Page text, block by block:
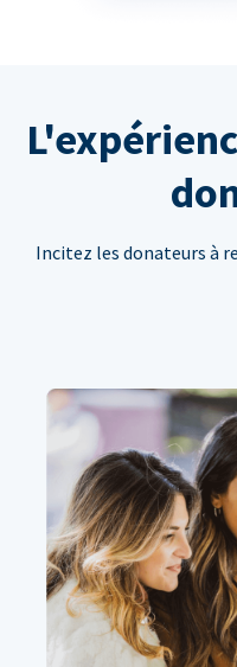
Incitez les donateurs à